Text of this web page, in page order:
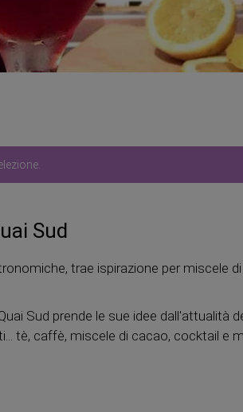
Sud
trae ispirazione per miscele
Sud prende le sue idee dall'attualità
tè, caffè, miscele di cacao, cocktail e